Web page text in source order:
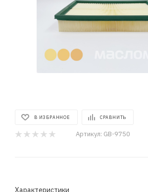
В ИЗБРАННОЕ СРАВНИТЬ
Артикул: GB-9750
Характеристики